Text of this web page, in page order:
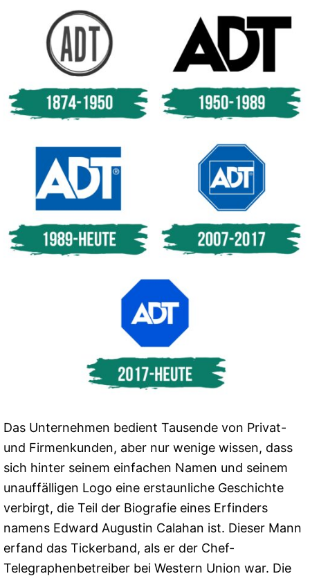
Das Unternehmen bedient Tausende von Privat-
und Firmenkunden, aber nur wenige wissen, dass
sich hinter seinem einfachen Namen und seinem
unauffälligen Logo eine erstaunliche Geschichte
verbirgt, die Teil der Biografie eines Erfinders
namens Edward Augustin Calahan ist. Dieser Mann
erfand das Tickerband, als er der Chef-
Telegraphenbetreiber bei Western Union war. Die